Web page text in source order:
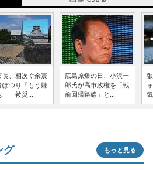
長、相次ぐ余震
ぽつり「もう嫌
」 被災...
広島原爆の日、小沢一
郎氏が高市政権を「戦
前回帰路線」と...
グ もっと見る